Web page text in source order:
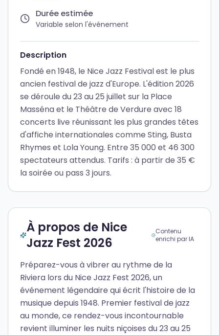
Durée estimée
Variable selon l'événement
Description
Fondé en 1948, le Nice Jazz Festival est le plus
ancien festival de jazz d'Europe. L'édition 2026
se déroule du 23 au 25 juillet sur la Place
Masséna et le Théâtre de Verdure avec 18
concerts live réunissant les plus grandes têtes
d'affiche internationales comme Sting, Busta
Rhymes et Lola Young. Entre 35 000 et 46 300
spectateurs attendus. Tarifs : à partir de 35 €
la soirée ou pass 3 jours.
À propos de Nice
Jazz Fest 2026
Contenu
enrichi par IA
Préparez-vous à vibrer au rythme de la
Riviera lors du Nice Jazz Fest 2026, un
événement légendaire qui écrit l'histoire de la
musique depuis 1948. Premier festival de jazz
au monde, ce rendez-vous incontournable
revient illuminer les nuits niçoises du 23 au 25